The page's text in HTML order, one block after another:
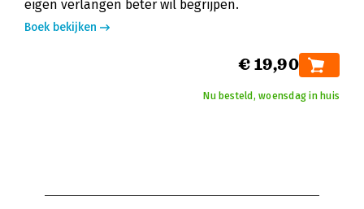
eigen verlangen beter wil begrijpen.
Boek bekijken
€ 19,90
Nu besteld, woensdag in huis